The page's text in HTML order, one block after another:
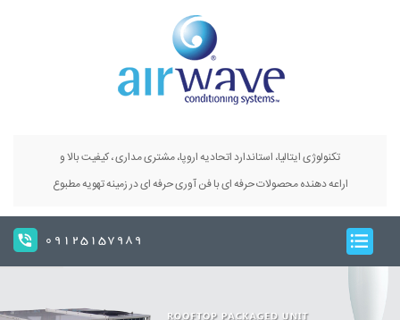
تکنولوژی ایتالیا، استاندارد اتحادیه اروپا، مشتری مداری ، کیفیت بالا و
اراعه دهنده محصولات حرفه ای با فن آوری حرفه ای در زمینه تهویه مطبوع
09125157989